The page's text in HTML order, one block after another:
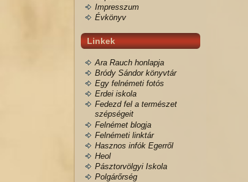
Impresszum
Évkönyv
Linkek
Ara Rauch honlapja
Bródy Sándor könyvtár
Egy felnémeti fotós
Erdei iskola
Fedezd fel a természet
szépségeit
Felnémet blogja
Felnémeti linktár
Hasznos infók Egerről
Heol
Pásztorvölgyi Iskola
Polgárőrség